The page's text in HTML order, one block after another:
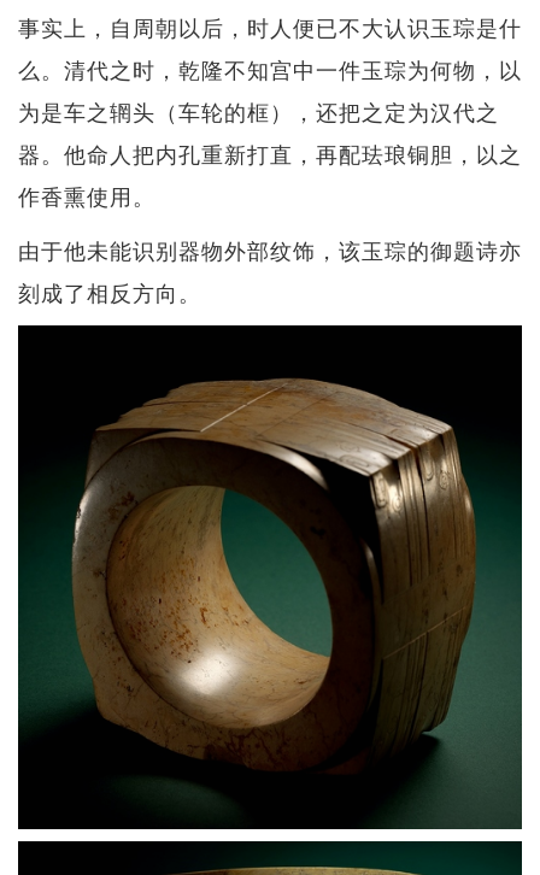
事实上，自周朝以后，时人便已不大认识玉琮是什
么。清代之时，乾隆不知宫中一件玉琮为何物，以
为是车之辋头（车轮的框），还把之定为汉代之
器。他命人把内孔重新打直，再配珐琅铜胆，以之
作香熏使用。
由于他未能识别器物外部纹饰，该玉琮的御题诗亦
刻成了相反方向。